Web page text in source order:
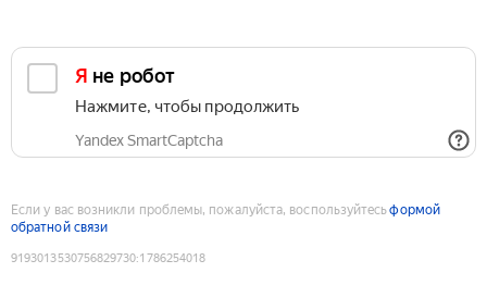
Я не робот
Нажмите, чтобы продолжить
Yandex SmartCaptcha
Если у вас возникли проблемы, пожалуйста, воспользуйтесьформой
обратной связи
9193013530756829730:1786254018